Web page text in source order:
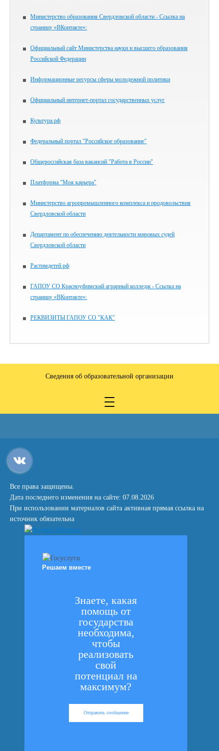
Министерство образования Свердловской области - Ссылка на
страницу «ВКонтакте»:
Официальный сайт Министерства науки и высшего образования
Российской Федерации
Информационные ресурсы сферы молодежной политики
Официальный интернет-портал государственных услуг
Культура.рф
Федеральный портал "Российское образование"
Общероссийская база вакансий "Работа в России"
Платформа "Моя карьера"
Министерство агропромышленного комплекса и продовольствия
Свердловской области
Департамент по обеспечению деятельности мировых судей
Свердловской области
Растимдетей.рф
ГАПОУ СО Красноуфимский аграрный колледж - Ссылка на
страницу «ВКонтакте»:
РЕКВИЗИТЫ ГАПОУ СО "КАК"
Сведения об образовательной организации
Все права защищены.
Дата последнего изменения на сайте: 07.08.2026
При использовании материалов сайта активная прямая ссылка на
источник обязательна
Решаем вместе
Знаете, какая
помощь от
государства
необходима,
чтобы
реализовать
свой
потенциал на
максимум?
Отправить сообщение